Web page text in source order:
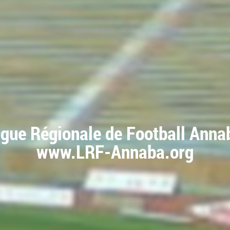
Régionale de Football
www.LRF-Annaba.org